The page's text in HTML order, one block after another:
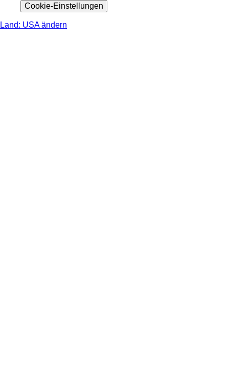
Cookie-Einstellungen
Land: USA ändern